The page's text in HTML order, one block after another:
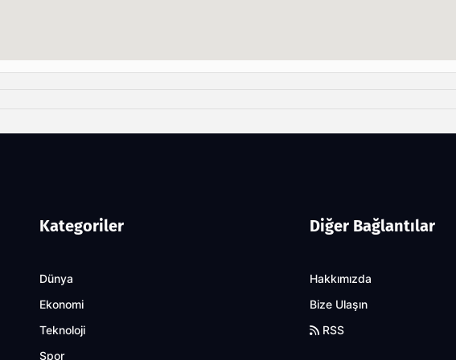
Kategoriler
Dünya
Ekonomi
Teknoloji
Spor
Diğer Bağlantılar
Hakkımızda
Bize Ulaşın
RSS